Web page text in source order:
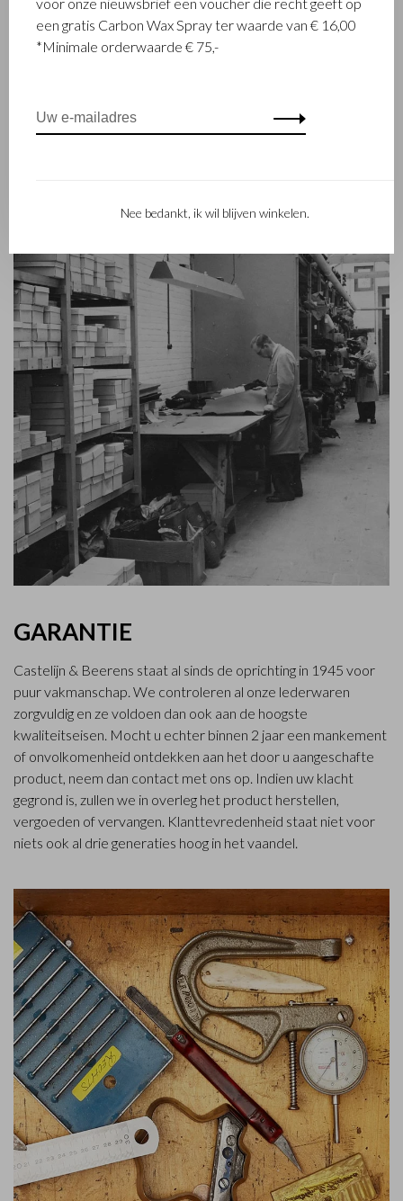
opgericht toen stikmeester Walter Castelijn en leerstanser
Marinus Beerens besloten samen leerproducten te maken.
Inmiddels staat de 3e generatie – Babette en Martijn
vakmanschap staat nog altijd hoog in het vaandel. Iets wat ook
GARANTIE
Castelijn & Beerens staat al sinds de oprichting in 1945 voor
puur vakmanschap. We controleren al onze lederwaren
zorgvuldig en ze voldoen dan ook aan de hoogste
kwaliteitseisen. Mocht u echter binnen 2 jaar een mankement
of onvolkomenheid ontdekken aan het door u aangeschafte
product, neem dan contact met ons op. Indien uw klacht
gegrond is, zullen we in overleg het product herstellen,
vergoeden of vervangen. Klanttevredenheid staat niet voor
niets ook al drie generaties hoog in het vaandel.
een gratis Carbon Wax Spray ter waarde van € 16,00
*Minimale orderwaarde € 75,-
Nee bedankt, ik wil blijven winkelen.